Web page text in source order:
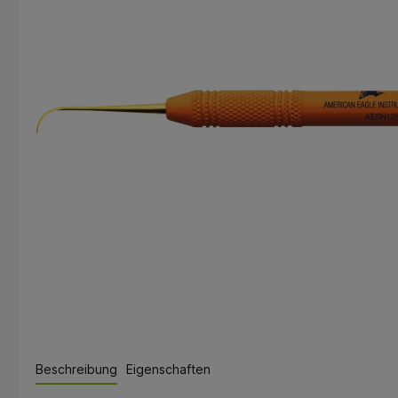
Beschreibung Eigenschaften